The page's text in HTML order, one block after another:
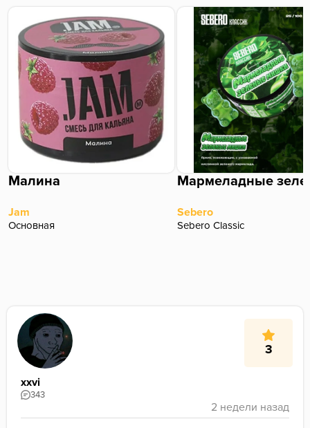
Малина
Jam
Основная
Sebero
Sebero Classic
3
xxvi
343